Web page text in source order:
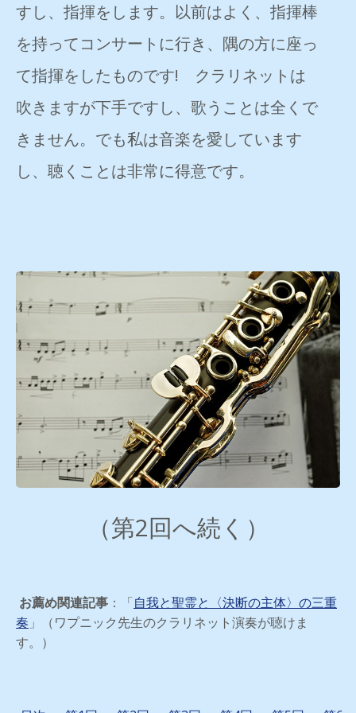
すし、指揮をします。以前はよく、指揮棒
を持ってコンサートに行き、隅の方に座っ
て指揮をしたものです! クラリネットは
吹きますが下手ですし、歌うことは全くで
きません。でも私は音楽を愛しています
し、聴くことは非常に得意です。
（第2回へ続く）
お薦め関連記事 ：「自我と聖霊と〈決断の主体〉の三重
奏 」（ワプニック先生のクラリネット演奏が聴けま
す。）